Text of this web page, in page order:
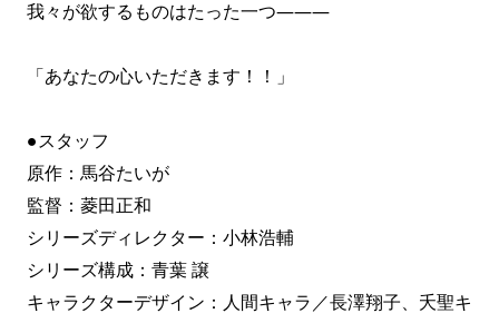
我々が欲するものはたった一つ―――
「あなたの心いただきます！！」
●スタッフ
原作：馬谷たいが
監督：菱田正和
シリーズディレクター：小林浩輔
シリーズ構成：青葉 譲
キャラクターデザイン：人間キャラ／長澤翔子、夭聖キ